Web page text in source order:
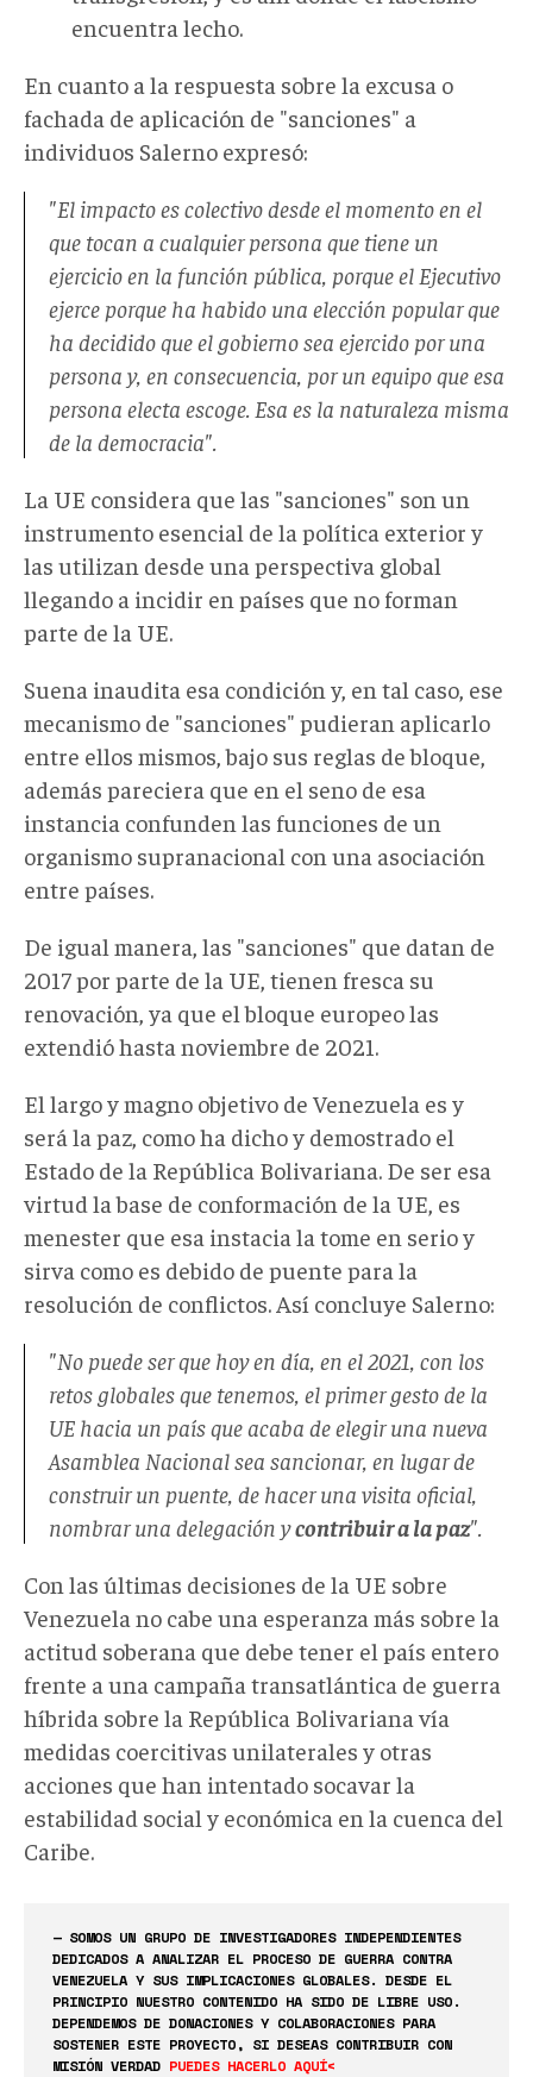
encuentra lecho.
En cuanto a la respuesta sobre la excusa o
fachada de aplicación de "sanciones" a
individuos Salerno expresó:
"El impacto es colectivo desde el momento en el
que tocan a cualquier persona que tiene un
ejercicio en la función pública, porque el Ejecutivo
ejerce porque ha habido una elección popular que
ha decidido que el gobierno sea ejercido por una
persona y, en consecuencia, por un equipo que esa
persona electa escoge. Esa es la naturaleza misma
de la democracia".
La UE considera que las "sanciones" son un
instrumento esencial de la política exterior y
las utilizan desde una perspectiva global
llegando a incidir en países que no forman
parte de la UE.
Suena inaudita esa condición y, en tal caso, ese
mecanismo de "sanciones" pudieran aplicarlo
entre ellos mismos, bajo sus reglas de bloque,
además pareciera que en el seno de esa
instancia confunden las funciones de un
organismo supranacional con una asociación
entre países.
De igual manera, las "sanciones" que datan de
2017 por parte de la UE, tienen fresca su
renovación, ya que el bloque europeo las
extendió hasta noviembre de 2021.
El largo y magno objetivo de Venezuela es y
será la paz, como ha dicho y demostrado el
Estado de la República Bolivariana. De ser esa
virtud la base de conformación de la UE, es
menester que esa instacia la tome en serio y
sirva como es debido de puente para la
resolución de conflictos. Así concluye Salerno:
"No puede ser que hoy en día, en el 2021, con los
retos globales que tenemos, el primer gesto de la
UE hacia un país que acaba de elegir una nueva
Asamblea Nacional sea sancionar, en lugar de
construir un puente, de hacer una visita oficial,
nombrar una delegación ycontribuir a la paz".
Con las últimas decisiones de la UE sobre
Venezuela no cabe una esperanza más sobre la
actitud soberana que debe tener el país entero
frente a una campaña transatlántica de guerra
híbrida sobre la República Bolivariana vía
medidas coercitivas unilaterales y otras
acciones que han intentado socavar la
estabilidad social y económica en la cuenca del
Caribe.
— SOMOS UN GRUPO DE INVESTIGADORES INDEPENDIENTES
DEDICADOS A ANALIZAR EL PROCESO DE GUERRA CONTRA
VENEZUELA Y SUS IMPLICACIONES GLOBALES. DESDE EL
PRINCIPIO NUESTRO CONTENIDO HA SIDO DE LIBRE USO.
DEPENDEMOS DE DONACIONES Y COLABORACIONES PARA
SOSTENER ESTE PROYECTO, SI DESEAS CONTRIBUIR CON
MISIÓN VERDAD PUEDES HACERLO AQUÍ<